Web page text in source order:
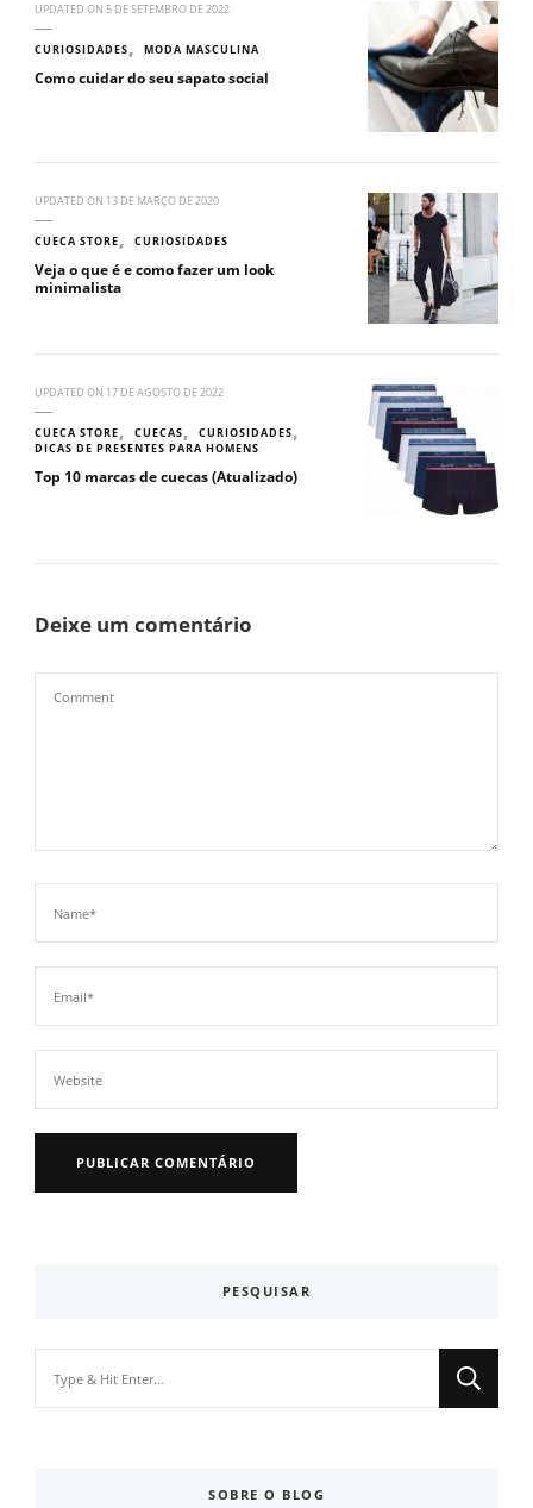
UPDATED ON 5 DE SETEMBRO DE 2022
CURIOSIDADES MODA MASCULINA
Como cuidar do seu sapato social
UPDATED ON 13 DE MARÇO DE 2020
CUECA STORE CURIOSIDADES
Veja o que é e como fazer um look
minimalista
UPDATED ON 17 DE AGOSTO DE 2022
CUECA STORE CUECAS
CURIOSIDADES
DICAS DE PRESENTES PARA HOMENS
Top 10 marcas de cuecas (Atualizado)
Deixe um comentário
PESQUISAR
SOBRE O BLOG